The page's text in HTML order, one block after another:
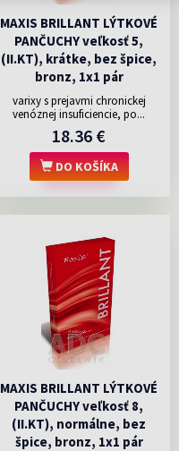
MAXIS BRILLANT LÝTKOVÉ
PANČUCHY veľkosť 5,
(II.KT), krátke, bez špice,
bronz, 1x1 pár
varixy s prejavmi chronickej
venóznej insuficiencie, po...
18.36 €
DO KOŠÍKA
MAXIS BRILLANT LÝTKOVÉ
PANČUCHY veľkosť 8,
(II.KT), normálne, bez
špice, bronz, 1x1 pár